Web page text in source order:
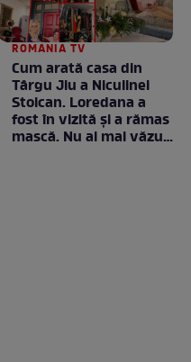
ROMANIA TV
Cum arată casa din
Târgu Jiu a Niculinei
Stoican. Loredana a
fost în vizită și a rămas
mască. Nu ai mai văzut